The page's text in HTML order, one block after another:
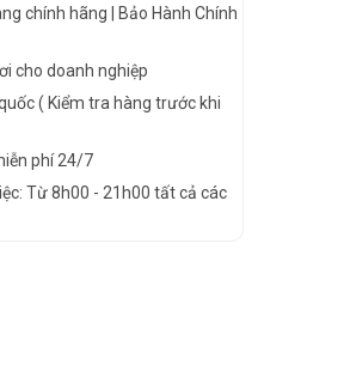
chính hãng | Bảo Hành Chính
cho doanh nghiệp
( Kiểm tra hàng trước khi
phí 24/7
Từ 8h00 - 21h00 tất cả các